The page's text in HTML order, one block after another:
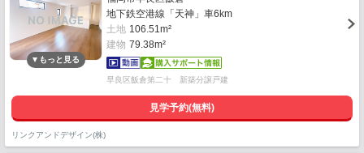
地下鉄空港線「天神」車6km
土地 106.51m²
建物 79.38m²
早良区飯倉第二十 新築分譲戸建
見学予約(無料)
リンクアンドデザイン(株)